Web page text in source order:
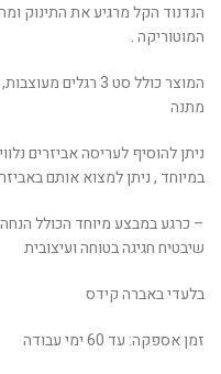
הנדנוד הקל מרגיע את התינוק
המוטוריקה .
המוצר כולל סט 3
מתנה
ניתן להוסיף לעריסה אביזרים
במיוחד , ניתן למצוא אותם
– כרגע במבצע מיוחד הכולל
שיבטיח חגיגה בטוחה ועיצובית
בלעדי באברה קידס
זמן אספקה: עד 60 ימי עבודה